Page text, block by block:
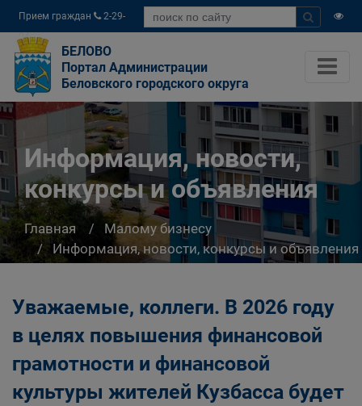
Прием граждан
2-29-
04
БЕЛОВО
Портал Администрации
Беловского городского округа
Информация, новости,
конкурсы и объявления
Главная
Малому бизнесу
Информация, новости, конкурсы и объявления
Уважаемые, коллеги. В 2026 году
в целях повышения финансовой
грамотности и финансовой
культуры жителей Кузбасса будет